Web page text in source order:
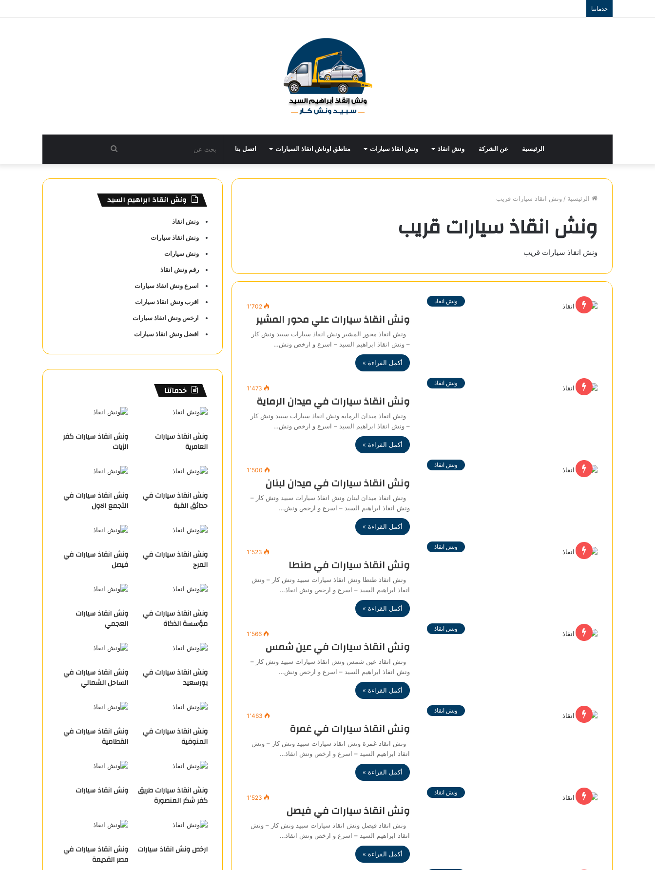
خدماتنا
الرئيسية عن الشركة ونش انقاذ ونش انقاذ سيارات مناطق اوناش انقاذ السيارات اتصل بنا
عن
الرئيسية / ونش انقاذ سيارات قريب
ونش انقاذ سيارات قريب
ونش انقاذ سيارات قريب
ونش انقاذ
1٬702
ونش انقاذ سيارات علي محور المشير
ونش انقاذ محور المشير ونش انقاذ سيارات سبيد ونش كار
– ونش انقاذ ابراهيم السيد – اسرع و ارخص ونش…
أكمل القراءة »
ونش انقاذ
1٬473
ونش انقاذ سيارات في ميدان الرماية
ونش انقاذ ميدان الرماية ونش انقاذ سيارات سبيد ونش كار
– ونش انقاذ ابراهيم السيد – اسرع و ارخص ونش…
أكمل القراءة »
ونش انقاذ
1٬500
ونش انقاذ سيارات في ميدان لبنان
ونش انقاذ ميدان لبنان ونش انقاذ سيارات سبيد ونش كار –
ونش انقاذ ابراهيم السيد – اسرع و ارخص ونش…
أكمل القراءة »
ونش انقاذ
1٬523
ونش انقاذ سيارات في طنطا
ونش انقاذ طنطا ونش انقاذ سيارات سبيد ونش كار – ونش
انقاذ ابراهيم السيد – اسرع و ارخص ونش انقاذ…
أكمل القراءة »
ونش انقاذ
1٬566
ونش انقاذ سيارات في عين شمس
ونش انقاذ عين شمس ونش انقاذ سيارات سبيد ونش كار –
ونش انقاذ ابراهيم السيد – اسرع و ارخص ونش…
أكمل القراءة »
ونش انقاذ
1٬463
ونش انقاذ سيارات في غمرة
ونش انقاذ غمرة ونش انقاذ سيارات سبيد ونش كار – ونش
انقاذ ابراهيم السيد – اسرع و ارخص ونش انقاذ…
أكمل القراءة »
ونش انقاذ
1٬523
ونش انقاذ سيارات في فيصل
ونش انقاذ فيصل ونش انقاذ سيارات سبيد ونش كار – ونش
انقاذ ابراهيم السيد – اسرع و ارخص ونش انقاذ…
أكمل القراءة »
ونش انقاذ ابراهيم السيد
ونش انقاذ
ونش انقاذ سيارات
ونش سيارات
رقم ونش انقاذ
اسرع ونش انقاذ سيارات
اقرب ونش انقاذ سيارات
ارخص ونش انقاذ سيارات
افضل ونش انقاذ سيارات
خدماتنا
ونش انقاذ سيارات
العامرية
ونش انقاذ سيارات كفر
الزيات
ونش انقاذ سيارات في
حدائق القبة
ونش انقاذ سيارات في
التجمع الاول
ونش انقاذ سيارات في
المرج
ونش انقاذ سيارات في
فيصل
ونش انقاذ سيارات في
مؤسسة الذكاة
ونش انقاذ سيارات
العجمي
ونش انقاذ سيارات في
بورسعيد
ونش انقاذ سيارات في
الساحل الشمالي
ونش انقاذ سيارات في
المنوفية
ونش انقاذ سيارات في
القطامية
ونش انقاذ سيارات طريق
كفر شكر المنصورة
ونش انقاذ سيارات
ارخص ونش انقاذ سيارات
ونش انقاذ سيارات في
مصر القديمة